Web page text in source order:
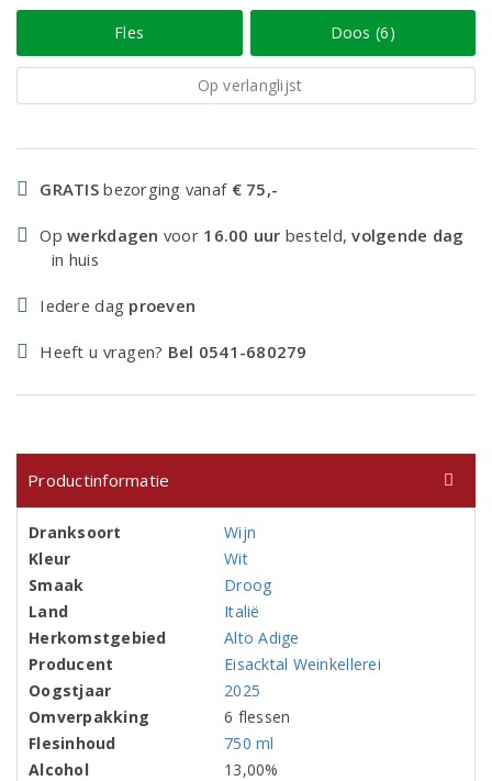
Fles Doos (6)
Op verlanglijst
GRATIS bezorging vanaf € 75,-
Opwerkdagen voor 16.00 uur besteld,volgende dag
in huis
Iedere dag proeven
Heeft u vragen? Bel 0541-680279
Productinformatie
Dranksoort
Wijn
Kleur
Wit
Smaak
Droog
Land
Italië
Herkomstgebied
Alto Adige
Producent
Eisacktal Weinkellerei
Oogstjaar
2025
Omverpakking
6 flessen
Flesinhoud
750 ml
Alcohol
13,00%